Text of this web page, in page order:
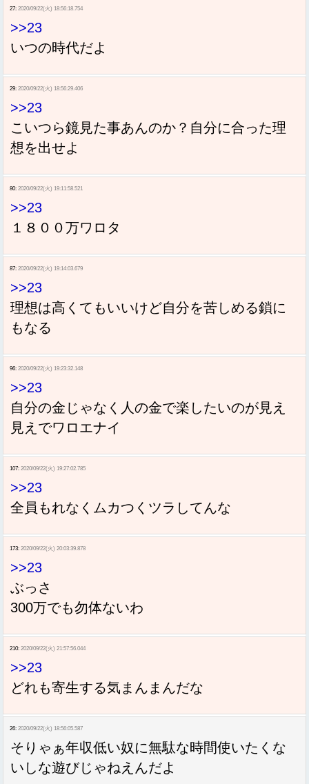
27: 2020/09/22(火) 18:56:18.754
>>23
いつの時代だよ
29: 2020/09/22(火) 18:56:29.406
>>23
こいつら鏡見た事あんのか？自分に合った理
想を出せよ
80: 2020/09/22(火) 19:11:58.521
>>23
１８００万ワロタ
87: 2020/09/22(火) 19:14:03.679
>>23
理想は高くてもいいけど自分を苦しめる鎖に
もなる
96: 2020/09/22(火) 19:23:32.148
>>23
自分の金じゃなく人の金で楽したいのが見え
見えでワロエナイ
107: 2020/09/22(火) 19:27:02.785
>>23
全員もれなくムカつくツラしてんな
173: 2020/09/22(火) 20:03:39.878
>>23
ぶっさ
300万でも勿体ないわ
210: 2020/09/22(火) 21:57:56.044
>>23
どれも寄生する気まんまんだな
26: 2020/09/22(火) 18:56:05.587
そりゃぁ年収低い奴に無駄な時間使いたくな
いしな遊びじゃねえんだよ